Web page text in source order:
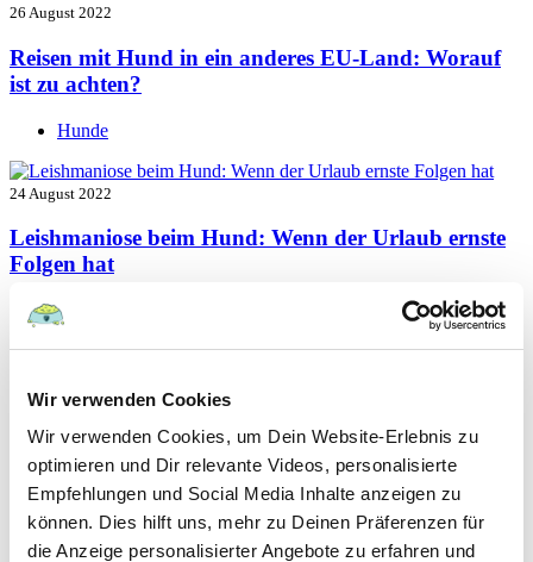
Wir verwenden Cookies
Wir verwenden Cookies, um Dein Website-Erlebnis zu
optimieren und Dir relevante Videos, personalisierte
Empfehlungen und Social Media Inhalte anzeigen zu
können. Dies hilft uns, mehr zu Deinen Präferenzen für
die Anzeige personalisierter Angebote zu erfahren und
26 August 2022
Reisen mit Hund in ein anderes EU-Land: Worauf
ist zu achten?
Hunde
24 August 2022
Leishmaniose beim Hund: Wenn der Urlaub ernste
Folgen hat
Hunde
22 August 2022
Hundefutter und Wasser im Urlaub: Worauf sollte
besonders geachtet werden?
Hunde